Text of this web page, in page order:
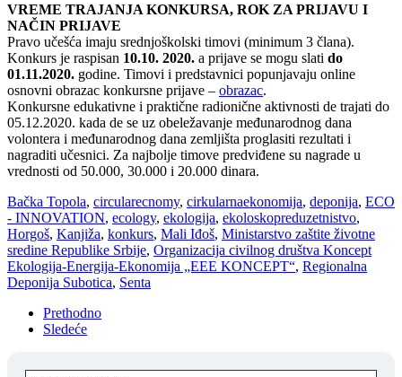
VREME TRAJANJA KONKURSA, ROK ZA PRIJAVU I
NAČIN PRIJAVE
Pravo učešća imaju srednjoškolski timovi (minimum 3 člana).
Konkurs je raspisan 10.10. 2020. a prijave se mogu slati do
01.11.2020. godine. Timovi i predstavnici popunjavaju online
osnovni obrazac konkursne prijave – obrazac.
Konkursne edukativne i praktične radionične aktivnosti de trajati do
05.12.2020. kada de se uz obeležavanje međunarodnog dana
volontera i međunarodnog dana zemljišta proglasiti rezultati i
nagraditi učesnici. Za najbolje timove predviđene su nagrade u
vrednosti od 50.000, 30.000 i 20.000 dinara.
Bačka Topola, circularecnomy, cirkularnaekonomija, deponija, ECO
- INNOVATION, ecology, ekologija, ekoloskopreduzetnistvo,
Horgoš, Kanjiža, konkurs, Mali Iđoš, Ministarstvo zaštite životne
sredine Republike Srbije, Organizacija civilnog društva Koncept
Ekologija-Energija-Ekonomija „EEE KONCEPT“, Regionalna
Deponija Subotica, Senta
Prethodno
Sledeće